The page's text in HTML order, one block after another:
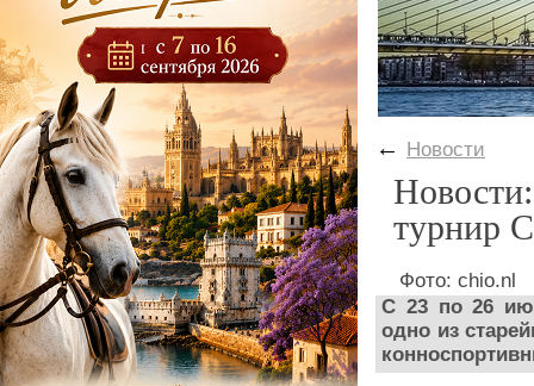
← Новости
турнир
Фото: chio.nl
С 23 по 26
одно из